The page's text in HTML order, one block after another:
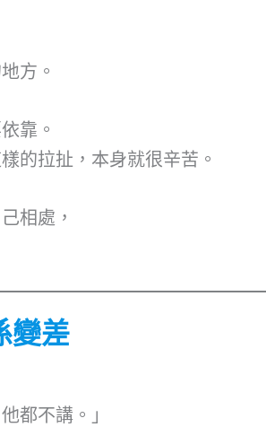
方。
靠。
的拉扯，本身就很辛苦。
相處，
變差
都不講。」